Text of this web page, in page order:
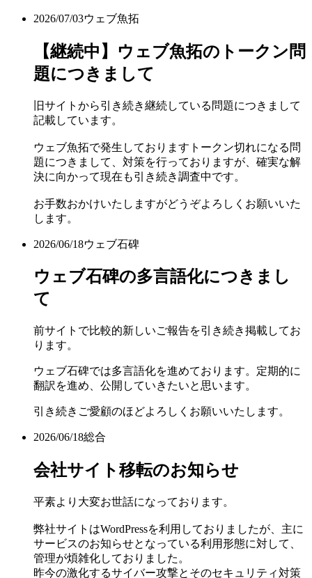
2026/07/03ウェブ魚拓
【継続中】ウェブ魚拓のトークン問
題につきまして
旧サイトから引き続き継続している問題につきまして
記載しています。
ウェブ魚拓で発生しておりますトークン切れになる問
題につきまして、対策を行っておりますが、確実な解
決に向かって現在も引き続き調査中です。
お手数おかけいたしますがどうぞよろしくお願いいた
します。
2026/06/18ウェブ石碑
ウェブ石碑の多言語化につきまし
て
前サイトで比較的新しいご報告を引き続き掲載してお
ります。
ウェブ石碑では多言語化を進めております。定期的に
翻訳を進め、公開していきたいと思います。
引き続きご愛顧のほどよろしくお願いいたします。
2026/06/18総合
会社サイト移転のお知らせ
平素より大変お世話になっております。
弊社サイトはWordPressを利用しておりましたが、主に
サービスのお知らせとなっている利用形態に対して、
管理が煩雑化しておりました。
昨今の激化するサイバー攻撃とそのセキュリティ対策